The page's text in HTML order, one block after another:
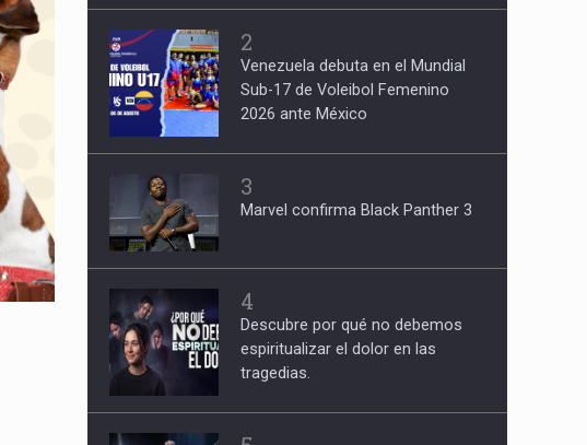
2
Venezuela debuta en el Mundial
Sub-17 de Voleibol Femenino
2026 ante México
3
Marvel confirma Black Panther 3
4
Descubre por qué no debemos
espiritualizar el dolor en las
tragedias.